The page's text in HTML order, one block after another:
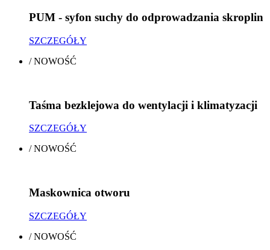
PUM - syfon suchy do odprowadzania skroplin
SZCZEGÓŁY
/NOWOŚĆ
Taśma bezklejowa do wentylacji i klimatyzacji
SZCZEGÓŁY
/NOWOŚĆ
Maskownica otworu
SZCZEGÓŁY
/NOWOŚĆ